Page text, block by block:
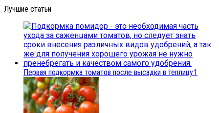
Лучшие статьи
Первая подкормка томатов после высадки в теплицу1